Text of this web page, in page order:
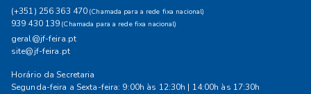
(+351) 256 363 470 (Chamada para a rede fixa nacional)
939 430 139 (Chamada para a rede fixa nacional)
geral@jf-feira.pt
site@jf-feira.pt
Horário da Secretaria
Segunda-feira a Sexta-feira: 9:00h às 12:30h | 14:00h às 17:30h